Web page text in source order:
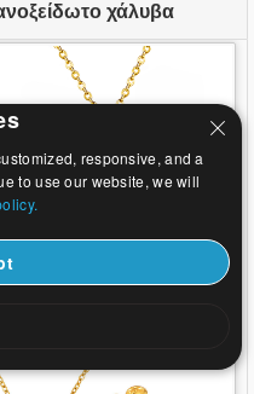
χάλυβα
responsive, and a
to use our website, we will